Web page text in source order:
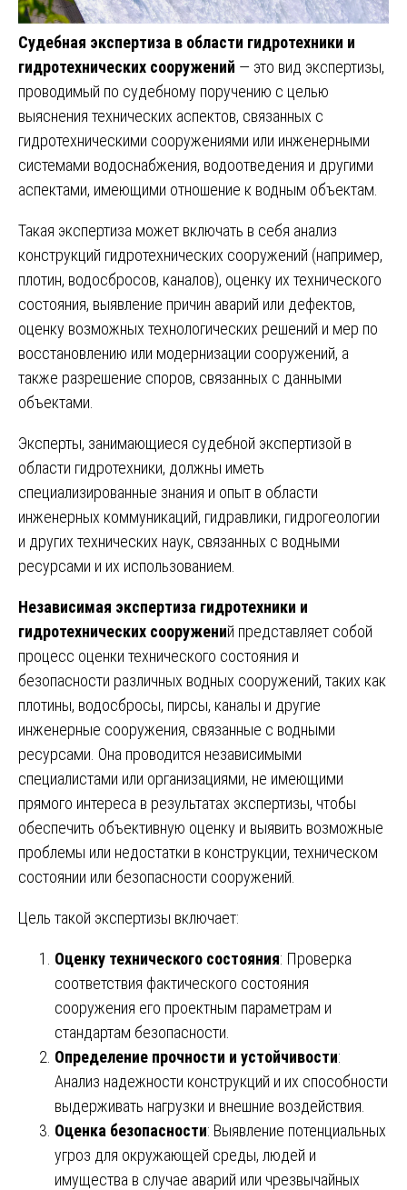
Судебная экспертиза в области гидротехники и
гидротехнических сооружений — это вид экспертизы,
проводимый по судебному поручению с целью
выяснения технических аспектов, связанных с
гидротехническими сооружениями или инженерными
системами водоснабжения, водоотведения и другими
аспектами, имеющими отношение к водным объектам.
Такая экспертиза может включать в себя анализ
конструкций гидротехнических сооружений (например,
плотин, водосбросов, каналов), оценку их технического
состояния, выявление причин аварий или дефектов,
оценку возможных технологических решений и мер по
восстановлению или модернизации сооружений, а
также разрешение споров, связанных с данными
объектами.
Эксперты, занимающиеся судебной экспертизой в
области гидротехники, должны иметь
специализированные знания и опыт в области
инженерных коммуникаций, гидравлики, гидрогеологии
и других технических наук, связанных с водными
ресурсами и их использованием.
Независимая экспертиза гидротехники и
гидротехнических сооружений представляет собой
процесс оценки технического состояния и
безопасности различных водных сооружений, таких как
плотины, водосбросы, пирсы, каналы и другие
инженерные сооружения, связанные с водными
ресурсами. Она проводится независимыми
специалистами или организациями, не имеющими
прямого интереса в результатах экспертизы, чтобы
обеспечить объективную оценку и выявить возможные
проблемы или недостатки в конструкции, техническом
состоянии или безопасности сооружений.
Цель такой экспертизы включает:
Оценку технического состояния: Проверка
соответствия фактического состояния
сооружения его проектным параметрам и
стандартам безопасности.
Определение прочности и устойчивости:
Анализ надежности конструкций и их способности
выдерживать нагрузки и внешние воздействия.
Оценка безопасности: Выявление потенциальных
угроз для окружающей среды, людей и
имущества в случае аварий или чрезвычайных